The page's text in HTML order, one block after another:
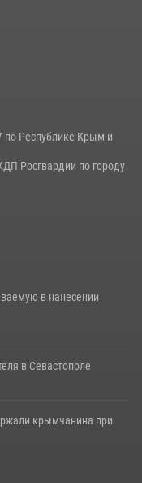
по Республике Крым и
Росгвардии по городу
в нанесении
в Севастополе
крымчанина при